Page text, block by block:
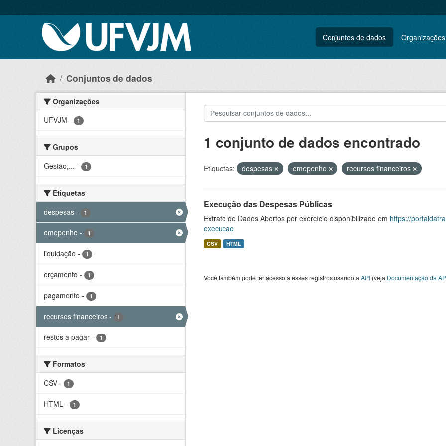
Conjuntos de dados Organizações
Conjuntos de dados
Organizações
UFVJM - 1
Grupos
Gestão,... - 1
Etiquetas
despesas - 1
emepenho - 1
liquidação - 1
orçamento - 1
pagamento - 1
recursos financeiros - 1
restos a pagar - 1
Formatos
CSV - 1
HTML - 1
Licenças
1 conjunto de dados encontrado
Etiquetas: despesas emepenho recursos financeiros
Execução das Despesas Públicas
Extrato de Dados Abertos por exercício disponibilizado em https://
execucao
CSV HTML
Você também pode ter acesso a esses registros usando a API(veja Documentação da